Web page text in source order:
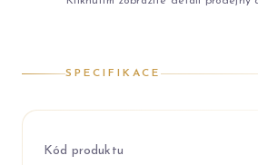
SPECIFIKACE
Kód produktu